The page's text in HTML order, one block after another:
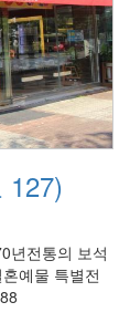
127)
년전통의 보석
예물 특별전